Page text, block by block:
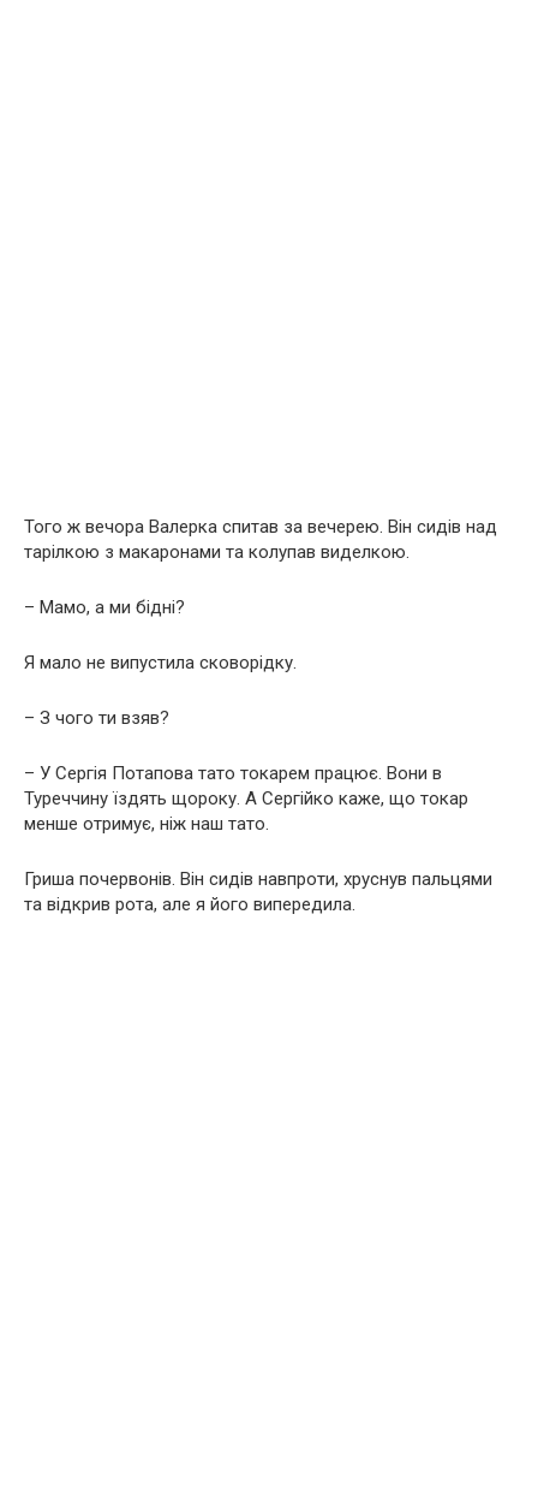
Того ж вечора Валерка спитав за вечерею. Він сидів над
тарілкою з макаронами та колупав виделкою.
– Мамо, а ми бідні?
Я мало не випустила сковорідку.
– З чого ти взяв?
– У Сергія Потапова тато токарем працює. Вони в
Туреччину їздять щороку. А Сергійко каже, що токар
менше отримує, ніж наш тато.
Гриша почервонів. Він сидів навпроти, хруснув пальцями
та відкрив рота, але я його випередила.